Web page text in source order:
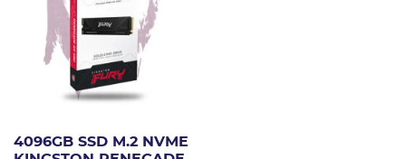
4096GB SSD M.2 NVME